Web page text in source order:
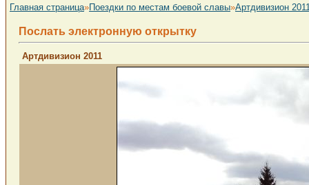
Главная страница»Поездки по местам боевой славы»Артдивизион
Послать электронную открытку
Артдивизион 2011